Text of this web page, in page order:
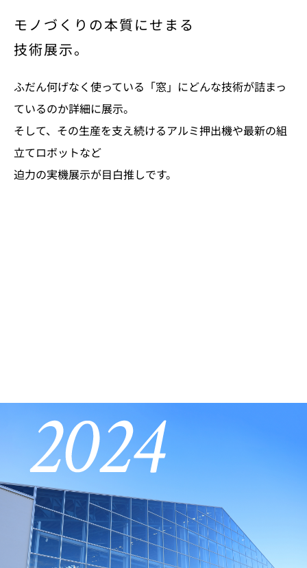
モノづくりの本質にせまる
技術展示。
ふだん何げなく使っている「窓」にどんな技術が詰まっ
ているのか詳細に展示。
そして、その生産を支え続けるアルミ押出機や最新の組
立てロボットなど
迫力の実機展示が目白推しです。